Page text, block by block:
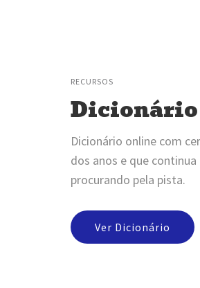
RECURSOS
Dicionário
Dicionário online com
dos anos e que
procurando pela pista.
Ver Dicionário